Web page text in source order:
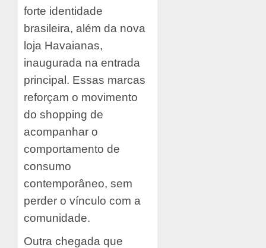
forte identidade
brasileira, além da nova
loja Havaianas,
inaugurada na entrada
principal. Essas marcas
reforçam o movimento
do shopping de
acompanhar o
comportamento de
consumo
contemporâneo, sem
perder o vínculo com a
comunidade.
Outra chegada que